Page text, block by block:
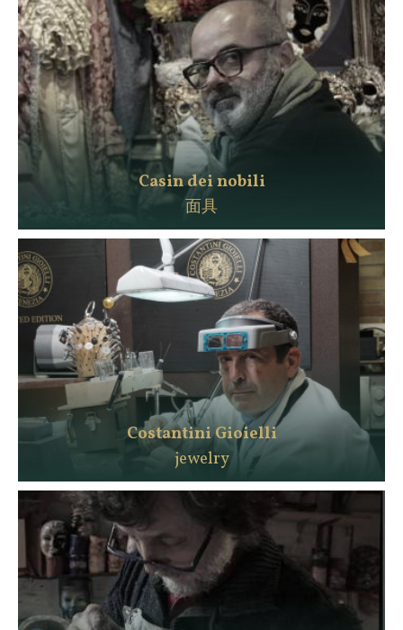
Casin dei nobili
面具
Costantini Gioielli
jewelry